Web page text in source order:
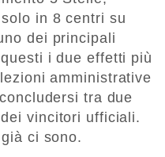
in 8 centri su
dei principali
i due effetti più
amministrative
tra due
vincitori ufficiali.
ci sono.